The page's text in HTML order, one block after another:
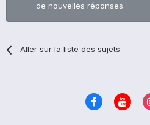
de nouvelles réponses.
Aller sur la liste des sujets